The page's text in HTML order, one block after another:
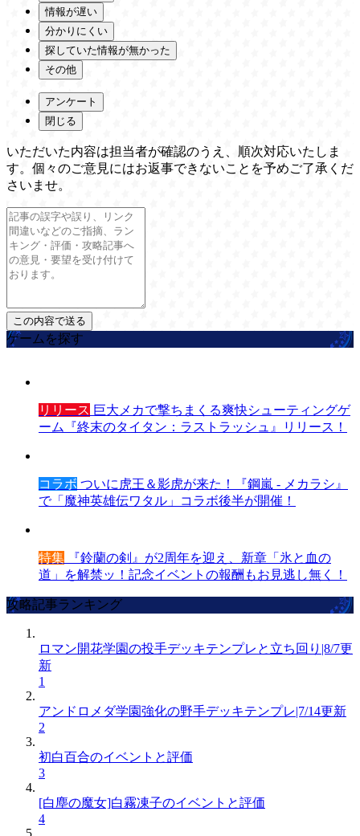
情報が遅い
分かりにくい
探していた情報が無かった
その他
アンケート
閉じる
いただいた内容は担当者が確認のうえ、順次対応いたしま
す。個々のご意見にはお返事できないことを予めご了承くだ
さいませ。
ゲームを探す
リリース 巨大メカで撃ちまくる爽快シューティングゲ
ーム『終末のタイタン：ラストラッシュ』リリース！
コラボ ついに虎王＆影虎が来た！『鋼嵐 - メカラシ』
で「魔神英雄伝ワタル」コラボ後半が開催！
特集 『鈴蘭の剣』が2周年を迎え、新章「氷と血の
道」を解禁ッ！記念イベントの報酬もお見逃し無く！
攻略記事ランキング
ロマン開花学園の投手デッキテンプレと立ち回り|8/7更
新
1
アンドロメダ学園強化の野手デッキテンプレ|7/14更新
2
初白百合のイベントと評価
3
[白塵の魔女]白霧凍子のイベントと評価
4